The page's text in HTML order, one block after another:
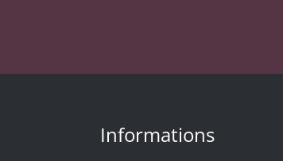
Informations